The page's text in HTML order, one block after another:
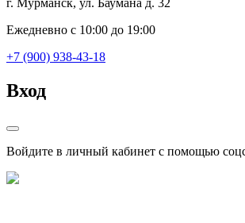
г. Мурманск, ул. Баумана д. 32
Ежедневно с 10:00 до 19:00
+7 (900) 938-43-18
Вход
Войдите в личный кабинет с помощью